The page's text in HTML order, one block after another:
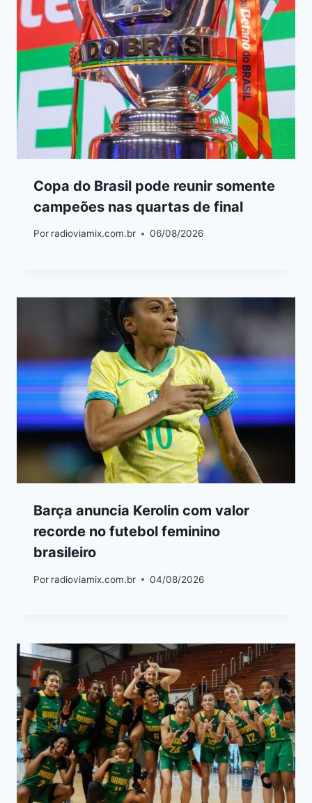
Copa do Brasil pode reunir somente
campeões nas quartas de final
Por radioviamix.com.br 06/08/2026
Barça anuncia Kerolin com valor
recorde no futebol feminino
brasileiro
Por radioviamix.com.br 04/08/2026